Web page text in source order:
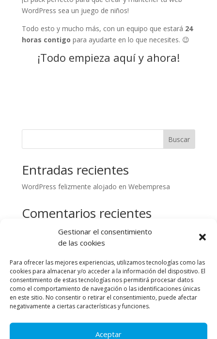
Gestionar el consentimiento
de las cookies
Para ofrecer las mejores experiencias, utilizamos tecnologías como las
cookies para almacenar y/o acceder a la información del dispositivo. El
consentimiento de estas tecnologías nos permitirá procesar datos
como el comportamiento de navegación o las identificaciones únicas
en este sitio. No consentir o retirar el consentimiento, puede afectar
negativamente a ciertas características y funciones.
Aceptar
WordPress sea un juego de niños!
Todo esto y mucho más, con un equipo que estará 24
horas contigo para ayudarte en lo que necesites. 😉
¡Todo empieza aquí y ahora!
Buscar
Entradas recientes
WordPress felizmente alojado en Webempresa
Comentarios recientes
No hay comentarios que mostrar.
PROGRAMA KIT DIGITAL COFINANCIADO POR LOS
DE RECUPERACIÓN Y RESILENCIA